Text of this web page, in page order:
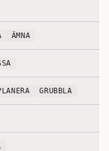
ÄMNA
GRUBBLA